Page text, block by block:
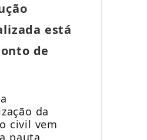
está
de
da
civil vem
pauta.